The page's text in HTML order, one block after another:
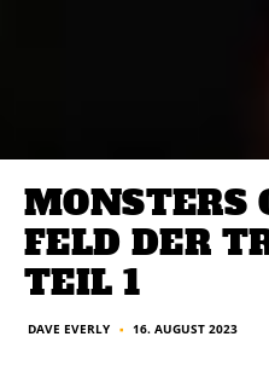
MONSTERS
FELD DER
TEIL 1
DAVE EVERLY ■ 16. AUGUST 2023